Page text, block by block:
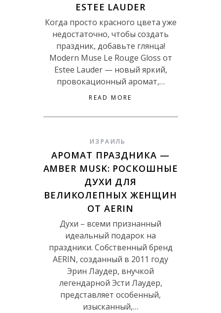
ESTEE LAUDER
Когда просто красного цвета уже
недостаточно, чтобы создать
праздник, добавьте глянца!
Modern Muse Le Rouge Gloss от
Estee Lauder — новый яркий,
провокационный аромат,…
READ MORE
ИЗРАИЛЬ
АРОМАТ ПРАЗДНИКА —
AMBER MUSK: РОСКОШНЫЕ
ДУХИ ДЛЯ
ВЕЛИКОЛЕПНЫХ ЖЕНЩИН
ОТ AERIN
Духи – всеми признанный
идеальный подарок на
праздники. Собственный бренд
AERIN, созданный в 2011 году
Эрин Лаудер, внучкой
легендарной Эсти Лаудер,
представляет особенный,
изысканный,…